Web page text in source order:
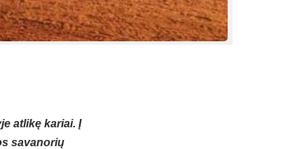
atlikę kariai. Į
savanorių